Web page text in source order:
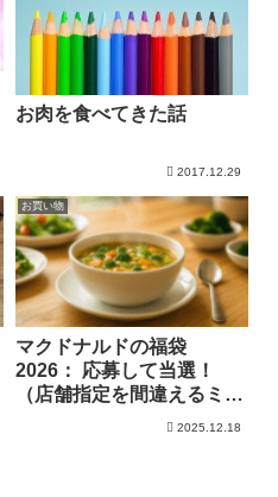
お肉を食べてきた話
2017.12.29
お買い物
マクドナルドの福袋
2026： 応募して当選！
（店舗指定を間違えるミス
2025.12.18